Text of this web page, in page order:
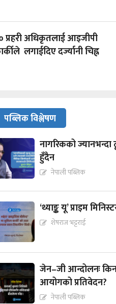
प्रहरी अधिकृतलाई आइजीपी
लगाईदिए दर्ज्यानी चिह्न
पब्लिक विश्लेषण
नागरिकको
हुँदैन
नेपाली पब्लिक
‘थ्याङ्क यू’ प्राइम
शेषराज भट्टराई
जेन–जी आन्दोलनः
आयोगको प्रतिवेदन?
नेपाली पब्लिक